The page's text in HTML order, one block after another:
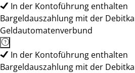
In der Kontoführung enthalten
Bargeldauszahlung mit der
Geldautomatenverbund
In der Kontoführung enthalten
Bargeldauszahlung mit der